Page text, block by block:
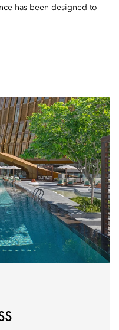
has been designed to